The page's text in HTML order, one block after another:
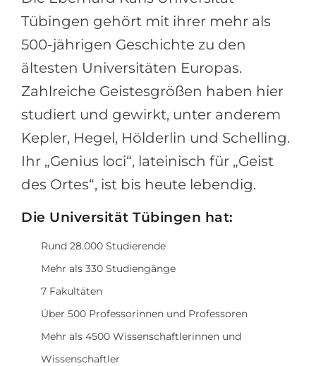
Tübingen gehört mit ihrer mehr als
500-jährigen Geschichte zu den
ältesten Universitäten Europas.
Zahlreiche Geistesgrößen haben hier
studiert und gewirkt, unter anderem
Kepler, Hegel, Hölderlin und Schelling.
Ihr „Genius loci“, lateinisch für „Geist
des Ortes“, ist bis heute lebendig.
Die Universität Tübingen hat:
Rund 28.000 Studierende
Mehr als 330 Studiengänge
7 Fakultäten
Über 500 Professorinnen und Professoren
Mehr als 4500 Wissenschaftlerinnen und
Wissenschaftler